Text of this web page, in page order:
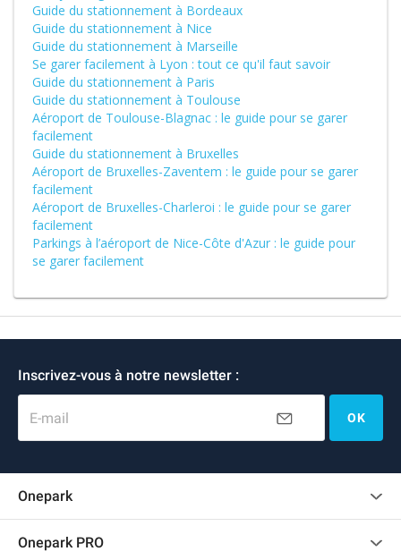
Guide du stationnement à Bordeaux
Guide du stationnement à Nice
Guide du stationnement à Marseille
Se garer facilement à Lyon : tout ce qu'il faut savoir
Guide du stationnement à Paris
Guide du stationnement à Toulouse
Aéroport de Toulouse-Blagnac : le guide pour se garer
facilement
Guide du stationnement à Bruxelles
Aéroport de Bruxelles-Zaventem : le guide pour se garer
facilement
Aéroport de Bruxelles-Charleroi : le guide pour se garer
facilement
Parkings à l’aéroport de Nice-Côte d'Azur : le guide pour
se garer facilement
Inscrivez-vous à notre newsletter :
E-mail OK
Onepark
Recrutement
Onepark PRO